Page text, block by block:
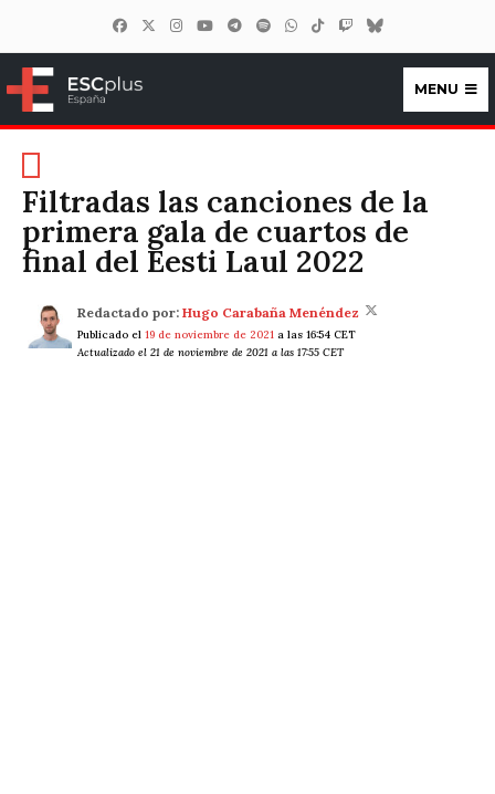
ESCplus España
MENU
Filtradas las canciones de la
primera gala de cuartos de
final del Eesti Laul 2022
Redactado por: Hugo Carabaña Menéndez
Publicado el 19 de noviembre de 2021 a las 16:54 CET
Actualizado el 21 de noviembre de 2021 a las 17:55 CET